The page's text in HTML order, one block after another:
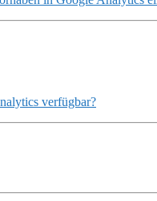
verfügbar?